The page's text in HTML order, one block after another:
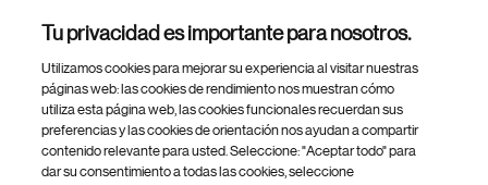
Footer Site Search
Tu privacidad es importante para nosotros.
Utilizamos cookies para mejorar su experiencia al visitar nuestras
páginas web: las cookies de rendimiento nos muestran cómo
utiliza esta página web, las cookies funcionales recuerdan sus
preferencias y las cookies de orientación nos ayudan a compartir
contenido relevante para usted. Seleccione: "Aceptar todo" para
dar su consentimiento a todas las cookies, seleccione